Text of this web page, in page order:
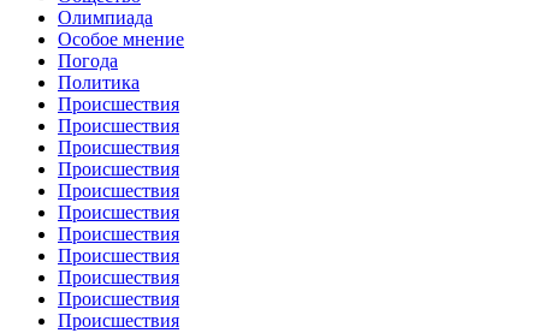
Олимпиада
Особое мнение
Погода
Политика
Происшествия
Происшествия
Происшествия
Происшествия
Происшествия
Происшествия
Происшествия
Происшествия
Происшествия
Происшествия
Происшествия